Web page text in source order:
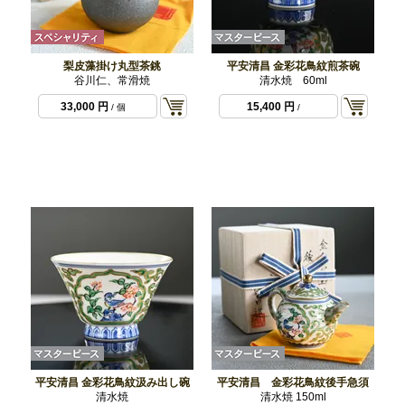
梨皮藻掛け丸型茶銚
谷川仁、常滑焼
33,000 円 / 個
平安清昌 金彩花鳥紋煎茶碗
清水焼 60ml
15,400 円 /
平安清昌 金彩花鳥紋汲み出し碗
清水焼
平安清昌 金彩花鳥紋後手急須
清水焼 150ml